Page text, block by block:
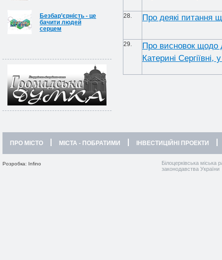
Безбар’єрність - це
бачити людей
серцем
28. Про деякі питання
29.
Про висновок щодо
Катерині Сергіївні,
ПРО МІСТО МІСТА - ПОБРАТИМИ ІНВЕСТИЦІЙНІ ПРОЕКТИ
Розробка: Infino
Білоцерківська міська
законодавства України